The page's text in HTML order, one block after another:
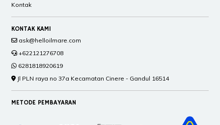
Kontak
KONTAK KAMI
ask@helloilmare.com
+622121276708
6281818920619
Jl PLN raya no 37a Kecamatan Cinere - Gandul 16514
METODE PEMBAYARAN